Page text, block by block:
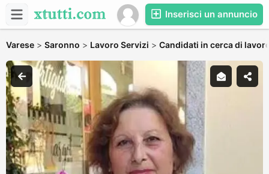
Inserisci un annuncio
Varese > Saronno > Lavoro Servizi > Candidati in cerca di